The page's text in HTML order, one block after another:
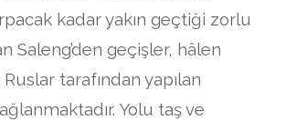
kadar yakın geçtiği zorlu
Saleng’den geçişler, hâlen
Ruslar tarafından yapılan
Yolu taş ve